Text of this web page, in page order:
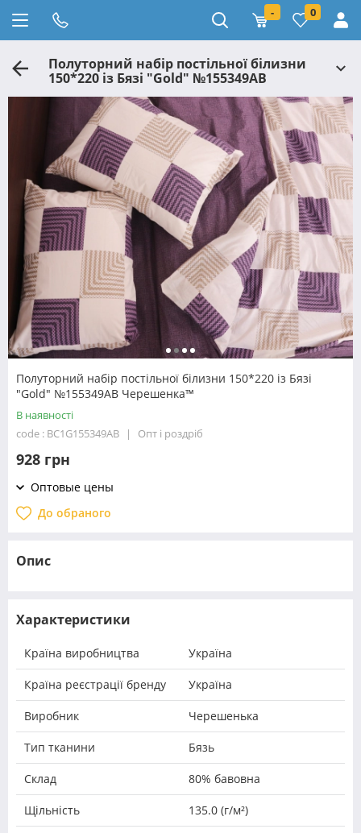
- 0
Полуторний набір постільної білизни
150*220 із Бязі "Gold" №155349АВ
Черешенка™
Полуторний набір постільної білизни 150*220 із Бязі
"Gold" №155349АВ Черешенка™
В наявності
code : BC1G155349АВ
Опт і роздріб
928 грн
Оптовые цены
До обраного
Опис
Характеристики
Країна виробництва Україна
Країна реєстрації бренду Україна
Виробник Черешенька
Тип тканини Бязь
Склад 80% бавовна
Щільність 135.0 (г/м²)